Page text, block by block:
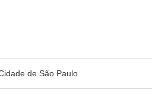
de São Paulo